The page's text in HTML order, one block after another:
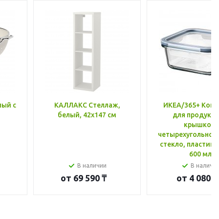
с
КАЛЛАКС Стеллаж,
белый, 42x147 см
В наличии
от 69 590 ₸
ИКЕА/365+
для
крышкой,
стекло, пластик
600 мл
В
от 4 080 ₸